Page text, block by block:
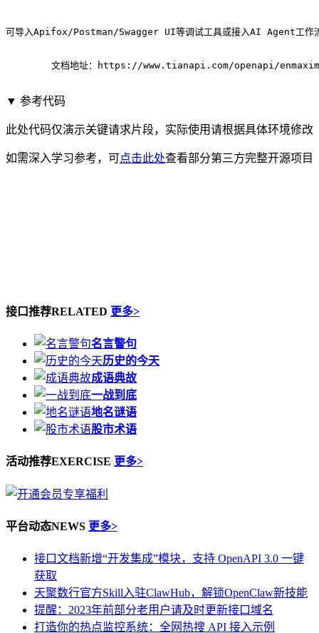
可导入Apifox/Postman/Swagger UI等调试工具或接入AI Agent工作
	文档地址：
https://www.tianapi.com/openapi/
▼ 参考代码
此处代码仅演示关键请求片段，实际使用请根据具体环境修改
如需深入学习参考，可点击此处查看部分第三方完整开源项目
接口推荐RELATED 更多>
名言警句
历史的今天
成语典故
一战到底
地名谜语
股市术语
活动推荐EXERCISE 更多>
平台动态NEWS 更多>
接口文档新增“开发集成”模块，支持 OpenAPI 3.0 一键
获取
天聚数行官方Skill入驻ClawHub，解锁OpenClaw新技能
提醒：2023年前部分老用户请及时更新接口域名
打造你的热点监控系统：全网热搜 API 接入示例